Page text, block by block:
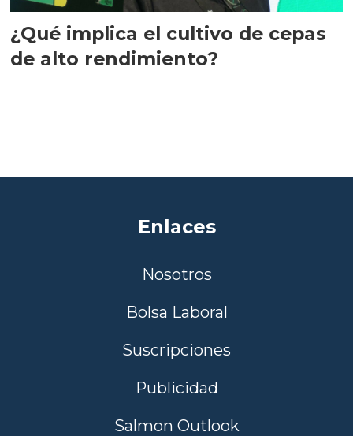
¿Qué implica el cultivo de cepas
de alto rendimiento?
Enlaces
Nosotros
Bolsa Laboral
Suscripciones
Publicidad
Salmon Outlook